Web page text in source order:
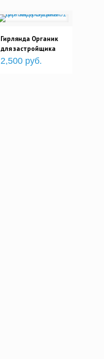
Гирлянда Органик
для застройщика
2,500 руб.